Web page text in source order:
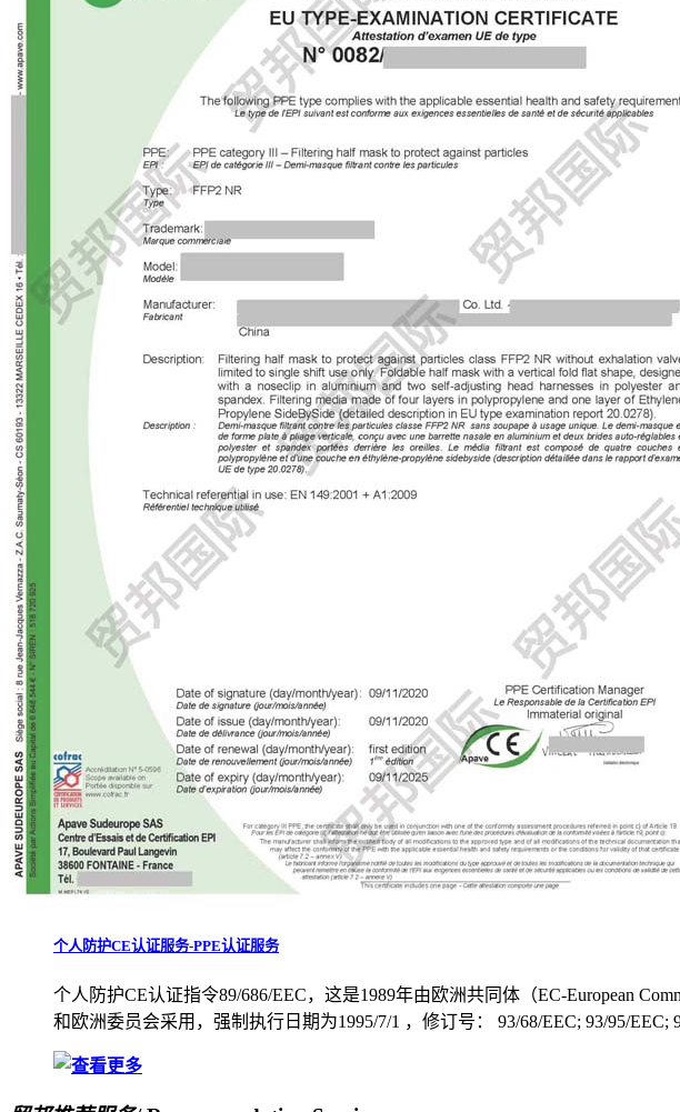
个人防护CE认证服务-PPE认证服务
个人防护CE认证指令89/686/EEC，这是1989年由欧洲共同体（EC-European
和欧洲委员会采用，强制执行日期为1995/7/1 ，修订号： 93/68/EEC; 93/95/EEC;